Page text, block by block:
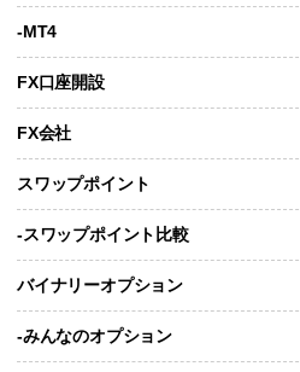
-MT4
FX口座開設
FX会社
スワップポイント
-スワップポイント比較
バイナリーオプション
-みんなのオプション